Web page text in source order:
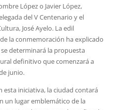
López o Javier López,
del V Centenario y el
José Ayelo. La edil
la conmemoración ha explicado
determinará la propuesta
definitivo que comenzará a
junio.
esta iniciativa, la ciudad contará
un lugar emblemático de la